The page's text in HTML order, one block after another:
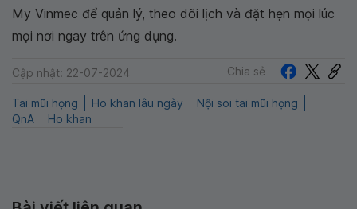
My Vinmec để quản lý, theo dõi lịch và đặt hẹn mọi lúc
mọi nơi ngay trên ứng dụng.
Cập nhật: 22-07-2024 Chia sẻ
Tai mũi họng Ho khan lâu ngày
Nội soi tai mũi họng
QnA
Ho khan